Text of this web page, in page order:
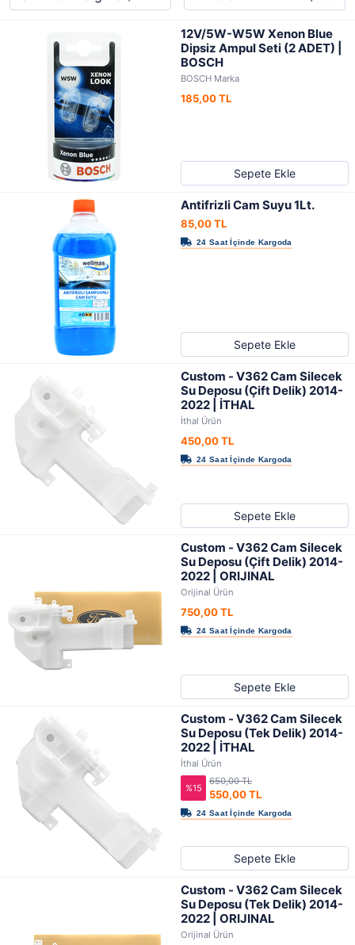
12V/5W-W5W Xenon Blue
Dipsiz Ampul Seti (2 ADET) |
BOSCH
BOSCH Marka
185,00 TL
Sepete Ekle
Antifrizli Cam Suyu 1Lt.
85,00 TL
Sepete Ekle
Custom - V362 Cam Silecek
Su Deposu (Çift Delik) 2014-
2022 | İTHAL
İthal Ürün
450,00 TL
Sepete Ekle
Custom - V362 Cam Silecek
Su Deposu (Çift Delik) 2014-
2022 | ORIJINAL
Orijinal Ürün
750,00 TL
Sepete Ekle
Custom - V362 Cam Silecek
Su Deposu (Tek Delik) 2014-
2022 | İTHAL
İthal Ürün
%15 550,00 TL
650,00 TL
Sepete Ekle
Custom - V362 Cam Silecek
Su Deposu (Tek Delik) 2014-
2022 | ORIJINAL
Orijinal Ürün